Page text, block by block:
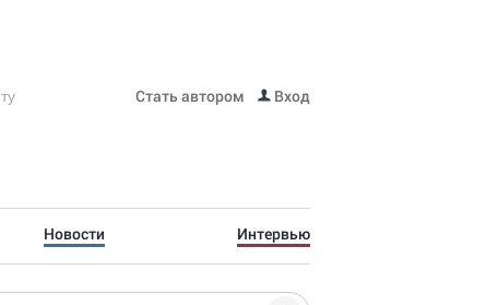
Стать автором Вход
Новости Интервью